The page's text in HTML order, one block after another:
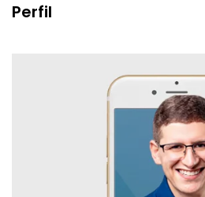
Perfil